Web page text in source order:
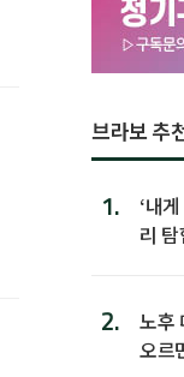
브라보 추
1.
‘내
리
2.
노후
오르